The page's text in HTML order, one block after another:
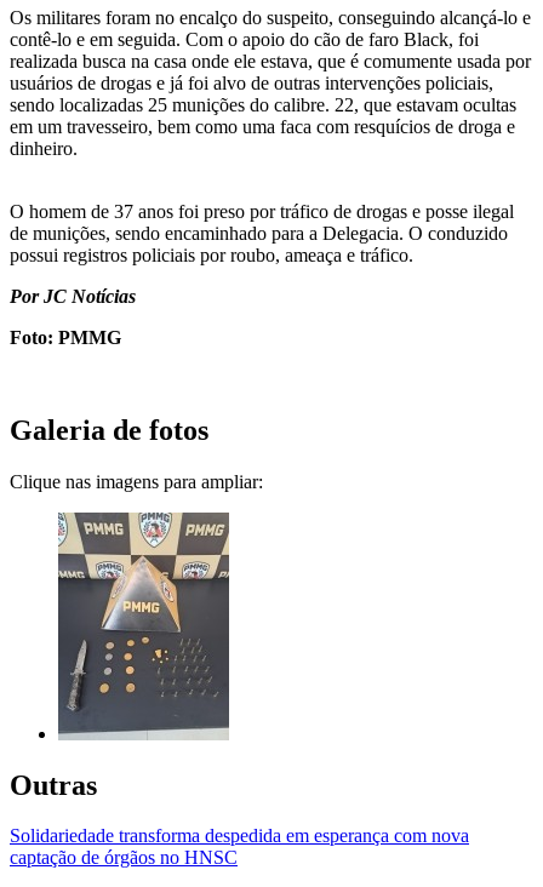
Os militares foram no encalço do suspeito, conseguindo alcançá-lo e
contê-lo e em seguida. Com o apoio do cão de faro Black, foi
realizada busca na casa onde ele estava, que é comumente usada por
usuários de drogas e já foi alvo de outras intervenções policiais,
sendo localizadas 25 munições do calibre. 22, que estavam ocultas
em um travesseiro, bem como uma faca com resquícios de droga e
dinheiro.
O homem de 37 anos foi preso por tráfico de drogas e posse ilegal
de munições, sendo encaminhado para a Delegacia. O conduzido
possui registros policiais por roubo, ameaça e tráfico.
Por JC Notícias
Foto: PMMG
Galeria de fotos
Clique nas imagens para ampliar:
Outras
Solidariedade transforma despedida em esperança com nova
captação de órgãos no HNSC